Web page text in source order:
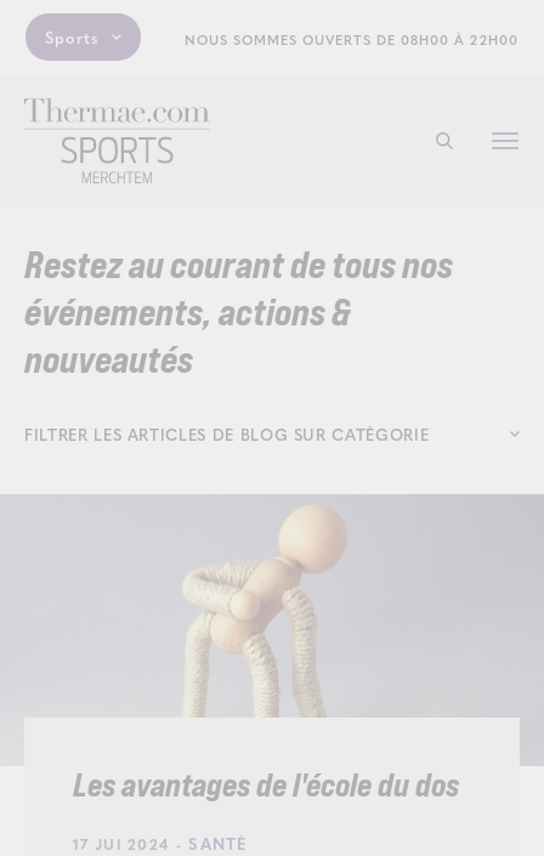
Sports NOUS SOMMES OUVERTS DE 08H00 À 22H00
Restez au courant de tous nos
événements, actions &
nouveautés
FILTRER LES ARTICLES DE BLOG SUR CATÉGORIE
Les avantages de l'école du dos
17 JUI 2024 - SANTÉ